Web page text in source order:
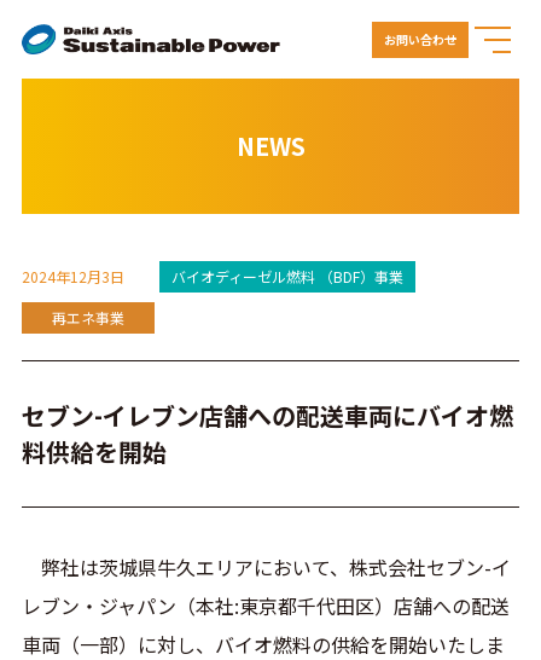
お問い合わせ
NEWS
2024年12月3日 バイオディーゼル燃料 （BDF）事業
再エネ事業
セブン-イレブン店舗への配送車両にバイオ燃
料供給を開始
弊社は茨城県牛久エリアにおいて、株式会社セブン-イ
レブン・ジャパン（本社:東京都千代田区）店舗への配送
車両（一部）に対し、バイオ燃料の供給を開始いたしま